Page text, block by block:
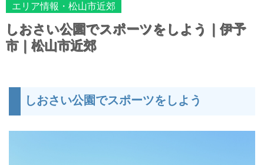
エリア情報・松山市近郊
しおさい公園でスポーツをしよう｜伊予
市｜松山市近郊
しおさい公園でスポーツをしよう